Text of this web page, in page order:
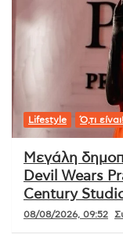
Lifestyle Ό,τι είναι!
Μεγάλη
Devil Wears
Century
08/08/2026, 09:52